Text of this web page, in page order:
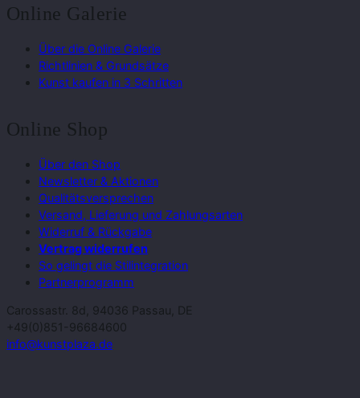
Online Galerie
Über die Online Galerie
Richtlinien & Grundsätze
Kunst kaufen in 3 Schritten
Online Shop
Über den Shop
Newsletter & Aktionen
Qualitätsversprechen
Versand, Lieferung und Zahlungsarten
Widerruf & Rückgabe
Vertrag widerrufen
So gelingt die Stilintegration
Partnerprogramm
Carossastr. 8d, 94036 Passau, DE
+49(0)851-96684600
info@kunstplaza.de